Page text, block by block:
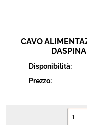
CAVO
Disponibilità:
Prezzo: